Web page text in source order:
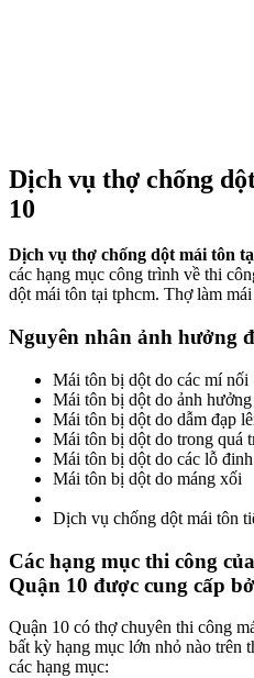
Dịch vụ thợ chống
10
Dịch vụ thợ chống dột mái tôn
các hạng mục công trình về thi
dột mái tôn tại tphcm. Thợ làm
Nguyên nhân ảnh hưởng
Mái tôn bị dột do các mí nối
Mái tôn bị dột do ảnh
Mái tôn bị dột do dẫm đạp
Mái tôn bị dột do trong quá
Mái tôn bị dột do các lỗ đinh
Mái tôn bị dột do máng xối
Dịch vụ chống dột mái tôn
Các hạng mục thi công
Quận 10 được cung cấp
Quận 10 có thợ chuyên thi công
bất kỳ hạng mục lớn nhỏ nào trên
các hạng mục: